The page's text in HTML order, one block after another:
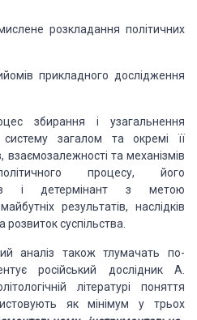
розкладання політичних
прикладного дослідження
збирання і узагальнення
систему загалом та окремі її
взаємозалежності та механізмів
процесу, його
і детермінант з метою
результатів, наслідків
розвиток суспільства.
аналіз також тлумачать по-
російський дослідник А.
літературі поняття
як мінімум у трьох